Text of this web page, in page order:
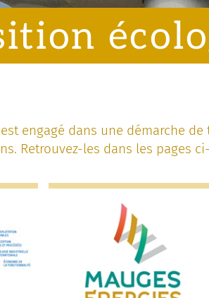
engagé dans une démarche
Retrouvez-les dans les pages